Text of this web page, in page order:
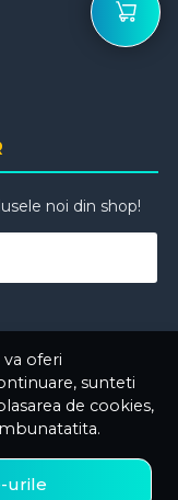
oferi
sunteti
de cookies,
urile
noi din shop!